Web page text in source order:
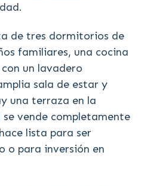
de tres dormitorios de
familiares, una cocina
un lavadero
sala de estar y
una terraza en la
vende completamente
lista para ser
o para inversión en